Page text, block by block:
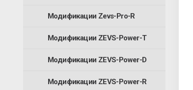
Модификации Zevs-Pro-R
Модификации ZEVS-Power-T
Модификации ZEVS-Power-D
Модификации ZEVS-Power-R